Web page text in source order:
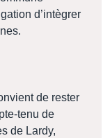
d’intègrer
de rester
tenu de
de Lardy,